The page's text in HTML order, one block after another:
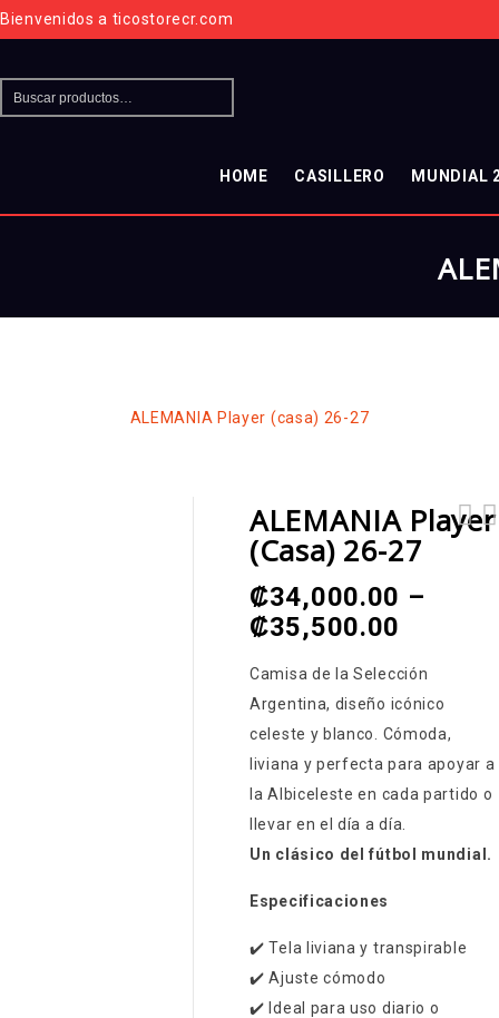
Bienvenidos a ticostorecr.com
HOME CASILLERO MUNDIAL
ALEMANIA Player (casa) 26-27
ALEMANIA Player
(casa) 26-27
₡34,000.00 –
₡35,500.00
Camisa de la Selección
Argentina, diseño icónico
celeste y blanco. Cómoda,
liviana y perfecta para apoyar a
la Albiceleste en cada partido o
llevar en el día a día.
Un clásico del fútbol mundial.
Especificaciones
✔️ Tela liviana y transpirable
✔️ Ajuste cómodo
✔️ Ideal para uso diario o